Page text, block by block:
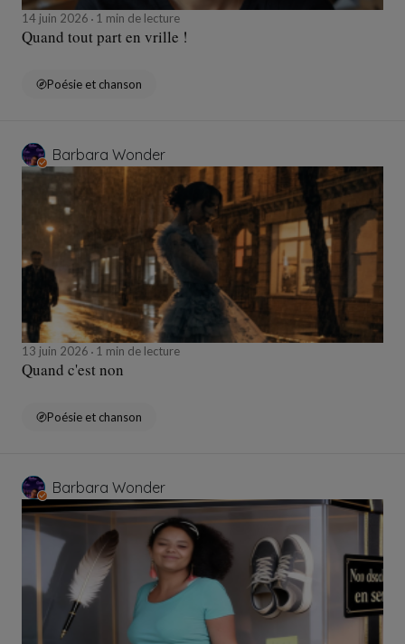
14 juin 2026 1 min de lecture
Quand tout part en vrille !
Poésie et chanson
Barbara Wonder
13 juin 2026 1 min de lecture
Quand c'est non
Poésie et chanson
Barbara Wonder